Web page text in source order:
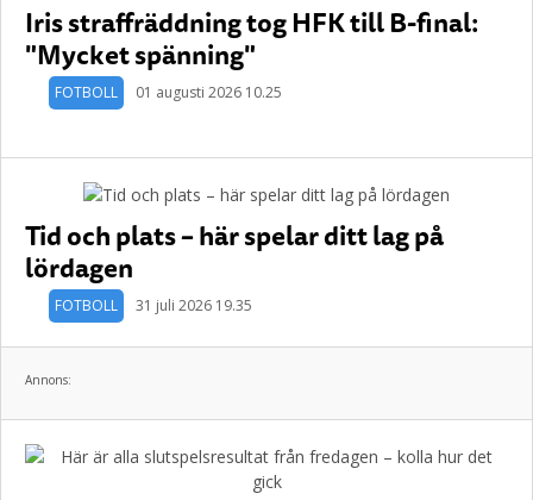
Iris straffräddning tog HFK till B-final:
"Mycket spänning"
FOTBOLL 01 augusti 2026 10.25
Tid och plats – här spelar ditt lag på
lördagen
FOTBOLL 31 juli 2026 19.35
Annons: